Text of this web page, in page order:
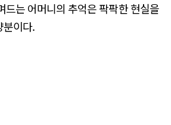
드는 어머니의 추억은 팍팍한 현실을
분이다.